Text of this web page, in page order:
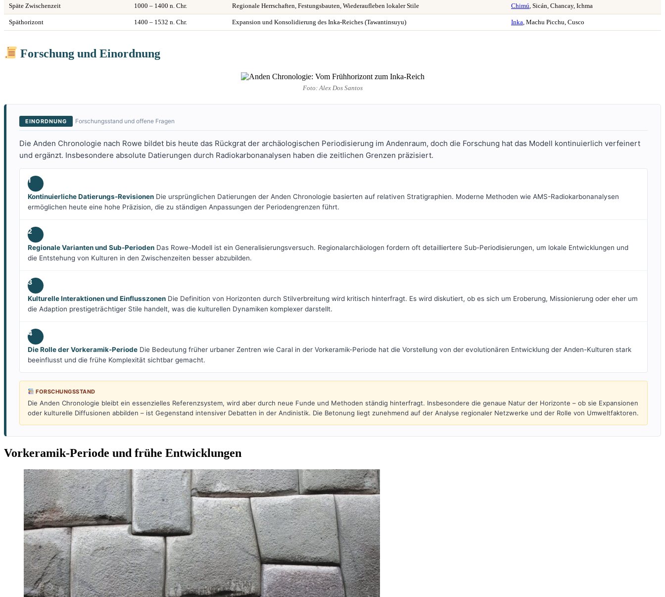
Späte Zwischenzeit 1000 – 1400 n. Chr. Regionale Herrschaften, Festungsbauten, Wiederaufleben lokaler Stile Chimú , Sicán, Chancay, Ichma
Späthorizont 1400 – 1532 n. Chr. Expansion und Konsolidierung des Inka-Reiches (Tawantinsuyu) Inka , Machu Picchu, Cusco
Forschung und Einordnung
Foto: Alex Dos Santos
EINORDNUNG Forschungsstand und offene Fragen
Die Anden Chronologie nach Rowe bildet bis heute das Rückgrat der archäologischen Periodisierung im Andenraum, doch die Forschung hat das Modell kontinuierlich verfeinert
und ergänzt. Insbesondere absolute Datierungen durch Radiokarbonanalysen haben die zeitlichen Grenzen präzisiert.
1
Kontinuierliche Datierungs-Revisionen Die ursprünglichen Datierungen der Anden Chronologie basierten auf relativen Stratigraphien. Moderne Methoden wie AMS-Radiokarbonanalysen
ermöglichen heute eine hohe Präzision, die zu ständigen Anpassungen der Periodengrenzen führt.
2
Regionale Varianten und Sub-Perioden Das Rowe-Modell ist ein Generalisierungsversuch. Regionalarchäologen fordern oft detailliertere Sub-Periodisierungen, um lokale Entwicklungen und
die Entstehung von Kulturen in den Zwischenzeiten besser abzubilden.
3
Kulturelle Interaktionen und Einflusszonen Die Definition von Horizonten durch Stilverbreitung wird kritisch hinterfragt. Es wird diskutiert, ob es sich um Eroberung, Missionierung oder eher um
die Adaption prestigeträchtiger Stile handelt, was die kulturellen Dynamiken komplexer darstellt.
4
Die Rolle der Vorkeramik-Periode Die Bedeutung früher urbaner Zentren wie Caral in der Vorkeramik-Periode hat die Vorstellung von der evolutionären Entwicklung der Anden-Kulturen stark
beeinflusst und die frühe Komplexität sichtbar gemacht.
FORSCHUNGSSTAND
Die Anden Chronologie bleibt ein essenzielles Referenzsystem, wird aber durch neue Funde und Methoden ständig hinterfragt. Insbesondere die genaue Natur der Horizonte – ob sie Expansionen
oder kulturelle Diffusionen abbilden – ist Gegenstand intensiver Debatten in der Andinistik. Die Betonung liegt zunehmend auf der Analyse regionaler Netzwerke und der Rolle von Umweltfaktoren.
Vorkeramik-Periode und frühe Entwicklungen